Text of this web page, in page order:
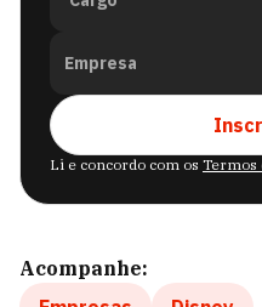
Empresa
Li e concordo com os Termos
Acompanhe: